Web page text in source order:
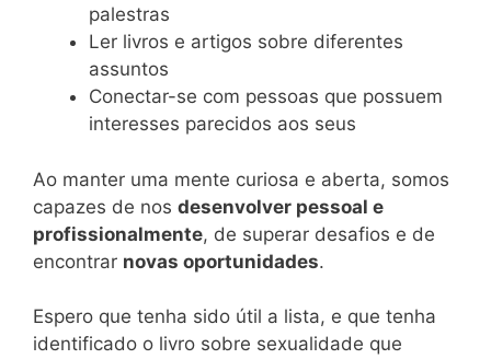
palestras
Ler livros e artigos sobre diferentes
assuntos
Conectar-se com pessoas que possuem
interesses parecidos aos seus
Ao manter uma mente curiosa e aberta, somos
capazes de nos desenvolver pessoal e
profissionalmente, de superar desafios e de
encontrar novas oportunidades.
Espero que tenha sido útil a lista, e que tenha
identificado o livro sobre sexualidade que